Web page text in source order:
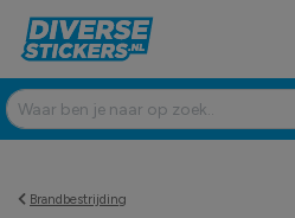
Brandbestrijding